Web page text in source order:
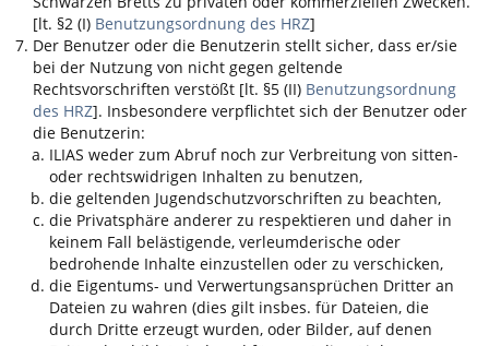
[lt. §2 (I) Benutzungsordnung des HRZ]
Der Benutzer oder die Benutzerin stellt sicher, dass er/sie
bei der Nutzung von nicht gegen geltende
Rechtsvorschriften verstößt [lt. §5 (II) Benutzungsordnung
des HRZ]. Insbesondere verpflichtet sich der Benutzer oder
die Benutzerin:
ILIAS weder zum Abruf noch zur Verbreitung von sitten-
oder rechtswidrigen Inhalten zu benutzen,
die geltenden Jugendschutzvorschriften zu beachten,
die Privatsphäre anderer zu respektieren und daher in
keinem Fall belästigende, verleumderische oder
bedrohende Inhalte einzustellen oder zu verschicken,
die Eigentums- und Verwertungsansprüchen Dritter an
Dateien zu wahren (dies gilt insbes. für Dateien, die
durch Dritte erzeugt wurden, oder Bilder, auf denen